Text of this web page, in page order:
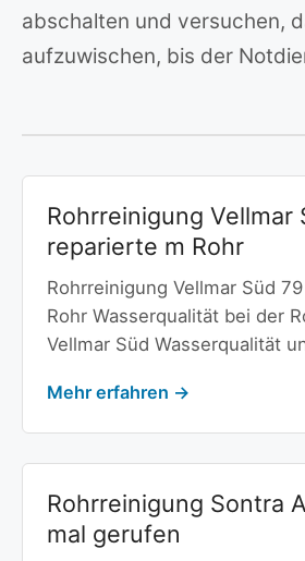
abschalten und versuchen,
aufzuwischen, bis der
Rohrreinigung Vellmar
reparierte m Rohr
Rohrreinigung Vellmar Süd
Rohr Wasserqualität bei der
Vellmar Süd Wasserqualität
Mehr erfahren →
Rohrreinigung Sontra
mal gerufen